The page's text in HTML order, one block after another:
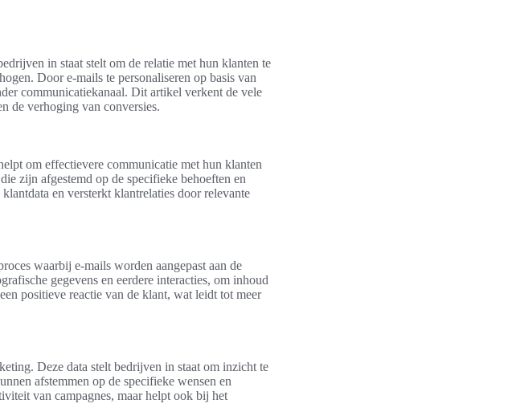
in staat stelt om de relatie met hun klanten te
Door e-mails te personaliseren op basis van
communicatiekanaal. Dit artikel verkent de vele
de verhoging van conversies.
om effectievere communicatie met hun klanten
zijn afgestemd op de specifieke behoeften en
en versterkt klantrelaties door relevante
waarbij e-mails worden aangepast aan de
gegevens en eerdere interacties, om inhoud
positieve reactie van de klant, wat leidt tot meer
Deze data stelt bedrijven in staat om inzicht te
afstemmen op de specifieke wensen en
van campagnes, maar helpt ook bij het